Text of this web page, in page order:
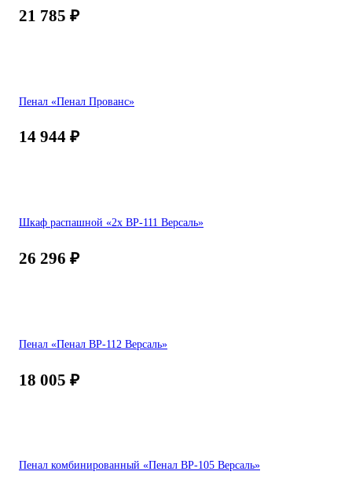
21 785 ₽
Пенал «Пенал Прованс»
14 944 ₽
Шкаф распашной «2х ВР-111 Версаль»
26 296 ₽
Пенал «Пенал ВР-112 Версаль»
18 005 ₽
Пенал комбинированный «Пенал ВР-105 Версаль»